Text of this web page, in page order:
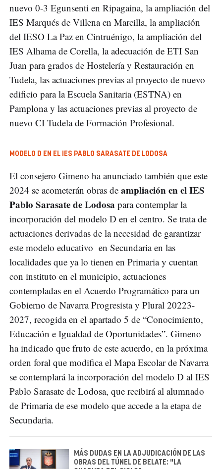
nuevo 0-3 Egunsenti en Ripagaina, la ampliación del
IES Marqués de Villena en Marcilla, la ampliación
del IESO La Paz en Cintruénigo, la ampliación del
IES Alhama de Corella, la adecuación de ETI San
Juan para grados de Hostelería y Restauración en
Tudela, las actuaciones previas al proyecto de nuevo
edificio para la Escuela Sanitaria (ESTNA) en
Pamplona y las actuaciones previas al proyecto de
nuevo CI Tudela de Formación Profesional.
MODELO D EN EL IES PABLO SARASATE DE LODOSA
El consejero Gimeno ha anunciado también que este
2024 se acometerán obras de ampliación en el IES
Pablo Sarasate de Lodosa para contemplar la
incorporación del modelo D en el centro. Se trata de
actuaciones derivadas de la necesidad de garantizar
este modelo educativo en Secundaria en las
localidades que ya lo tienen en Primaria y cuentan
con instituto en el municipio, actuaciones
contempladas en el Acuerdo Programático para un
Gobierno de Navarra Progresista y Plural 20223-
2027, recogida en el apartado 5 de “Conocimiento,
Educación e Igualdad de Oportunidades”. Gimeno
ha indicado que fruto de este acuerdo, en la próxima
orden foral que modifica el Mapa Escolar de Navarra
se contemplará la incorporación del modelo D al IES
Pablo Sarasate de Lodosa, que recibirá al alumnado
de Primaria de ese modelo que accede a la etapa de
Secundaria.
MÁS DUDAS EN LA ADJUDICACIÓN DE LAS
OBRAS DEL TÚNEL DE BELATE: "LA